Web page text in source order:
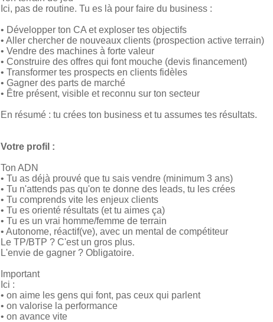
Ici, pas de routine. Tu es là pour faire du business :
• Développer ton CA et exploser tes objectifs
• Aller chercher de nouveaux clients (prospection active terrain)
• Vendre des machines à forte valeur
• Construire des offres qui font mouche (devis financement)
• Transformer tes prospects en clients fidèles
• Gagner des parts de marché
• Être présent, visible et reconnu sur ton secteur
En résumé : tu crées ton business et tu assumes tes résultats.
Votre profil :
Ton ADN
• Tu as déjà prouvé que tu sais vendre (minimum 3 ans)
• Tu n'attends pas qu'on te donne des leads, tu les crées
• Tu comprends vite les enjeux clients
• Tu es orienté résultats (et tu aimes ça)
• Tu es un vrai homme/femme de terrain
• Autonome, réactif(ve), avec un mental de compétiteur
Le TP/BTP ? C'est un gros plus.
L'envie de gagner ? Obligatoire.
Important
Ici :
• on aime les gens qui font, pas ceux qui parlent
• on valorise la performance
• on avance vite